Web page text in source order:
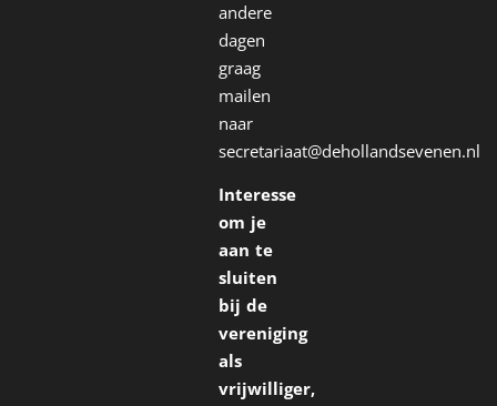
andere
dagen
graag
mailen
naar
secretariaat@dehollandsevenen.nl
Interesse
om je
aan te
sluiten
bij de
vereniging
als
vrijwilliger,